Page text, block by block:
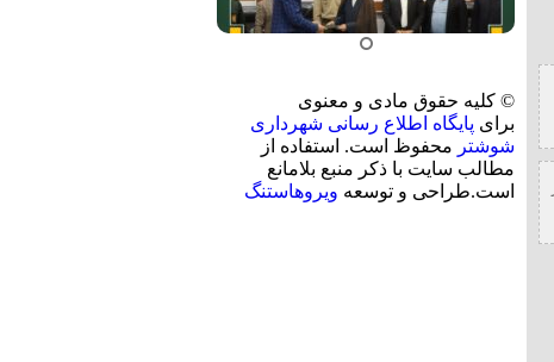
© کلیه حقوق مادی و معنوی
برای پایگاه اطلاع رسانی شهرداری
شوشتر محفوظ است. استفاده از
مطالب سایت با ذکر منبع بلامانع
است.طراحی و توسعه ویروهاستنگ